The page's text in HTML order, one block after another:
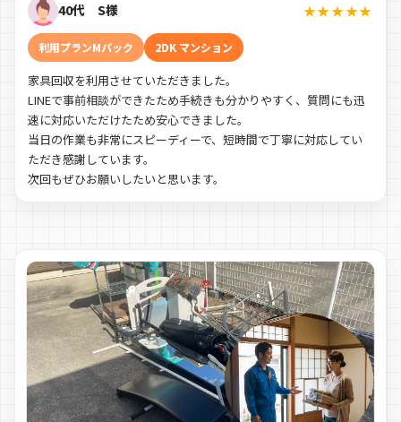
40代 S様 ★★★★★
利用プランMパック 2DK マンション
家具回収を利用させていただきました。
LINEで事前相談ができたため手続きも分かりやすく、質問にも迅
速に対応いただけたため安心できました。
当日の作業も非常にスピーディーで、短時間で丁寧に対応してい
ただき感謝しています。
次回もぜひお願いしたいと思います。